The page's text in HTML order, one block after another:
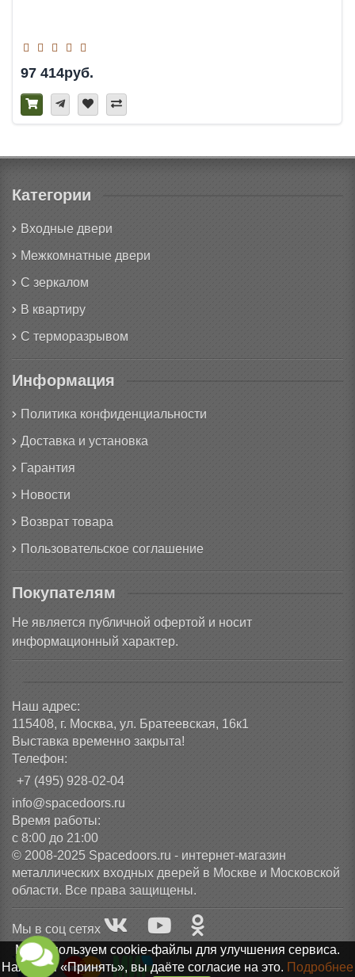
97 414руб.
Категории
Входные двери
Межкомнатные двери
С зеркалом
В квартиру
С терморазрывом
Информация
Политика конфиденциальности
Доставка и установка
Гарантия
Новости
Возврат товара
Пользовательское соглашение
Покупателям
Не является публичной офертой и носит
информационный характер.
Наш адрес:
115408, г. Москва, ул. Братеевская, 16к1
Выставка временно закрыта!
Телефон:
+7 (495) 928-02-04
info@spacedoors.ru
Время работы:
с 8:00 до 21:00
© 2008-2025 Spacedoors.ru - интернет-магазин
металлических входных дверей в Москве и Московской
области. Все права защищены.
Мы в соц сетях
Мы используем cookie-файлы для улучшения сервиса.
Нажимая «Принять», вы даёте согласие на это. Подробнее